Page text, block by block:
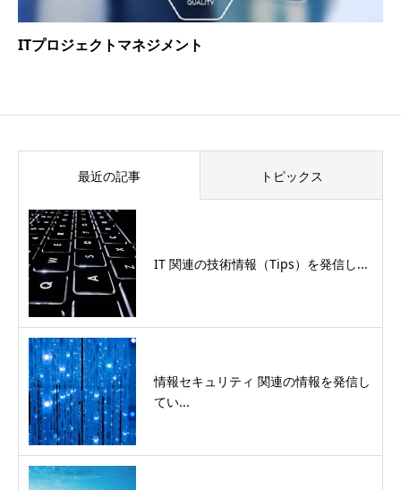
ITプロジェクトマネジメント
最近の記事 トピックス
IT 関連の技術情報（Tips）を発信し...
情報セキュリティ 関連の情報を発信し
てい...